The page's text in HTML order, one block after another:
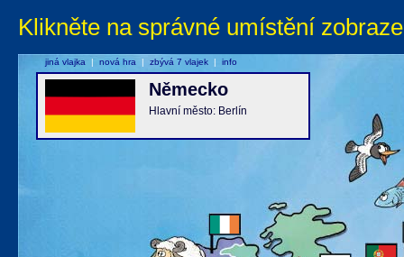
Klikněte na správné umístění
Německo
Hlavní město: Berlín
jiná vlajka | nová hra | zbývá 7 vlajek | info